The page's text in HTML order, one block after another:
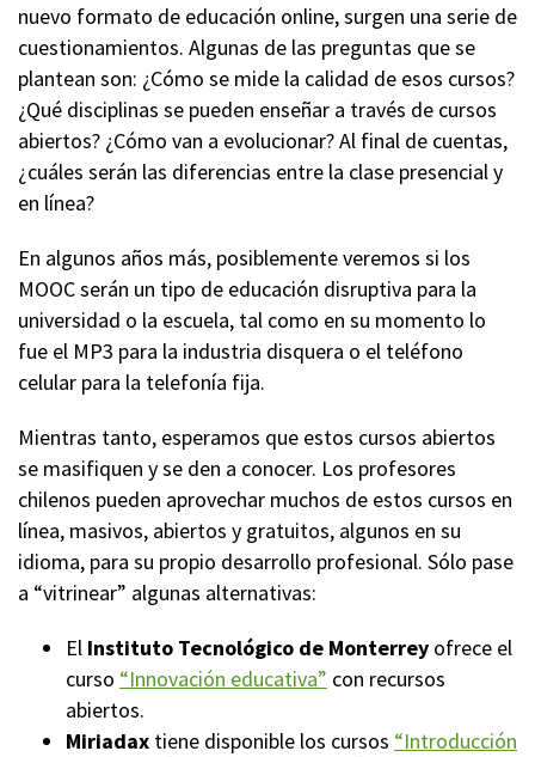
nuevo formato de educación online, surgen una serie de
cuestionamientos. Algunas de las preguntas que se
plantean son: ¿Cómo se mide la calidad de esos cursos?
¿Qué disciplinas se pueden enseñar a través de cursos
abiertos? ¿Cómo van a evolucionar? Al final de cuentas,
¿cuáles serán las diferencias entre la clase presencial y
en línea?
En algunos años más, posiblemente veremos si los
MOOC serán un tipo de educación disruptiva para la
universidad o la escuela, tal como en su momento lo
fue el MP3 para la industria disquera o el teléfono
celular para la telefonía fija.
Mientras tanto, esperamos que estos cursos abiertos
se masifiquen y se den a conocer. Los profesores
chilenos pueden aprovechar muchos de estos cursos en
línea, masivos, abiertos y gratuitos, algunos en su
idioma, para su propio desarrollo profesional. Sólo pase
a “vitrinear” algunas alternativas:
El Instituto Tecnológico de Monterrey ofrece el
curso “Innovación educativa” con recursos
abiertos.
Miriadax tiene disponible los cursos “Introducción